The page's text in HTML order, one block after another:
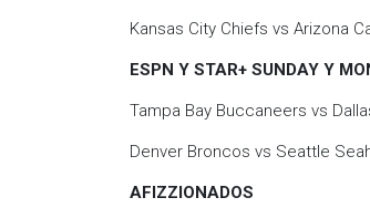
Kansas City Chiefs vs Arizona
ESPN Y STAR+ SUNDAY Y
Tampa Bay Buccaneers vs
Denver Broncos vs Seattle
AFIZZIONADOS